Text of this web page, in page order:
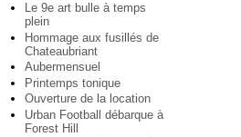
Le 9e art bulle à temps
plein
Hommage aux fusillés de
Chateaubriant
Aubermensuel
Printemps tonique
Ouverture de la location
Urban Football débarque à
Forest Hill